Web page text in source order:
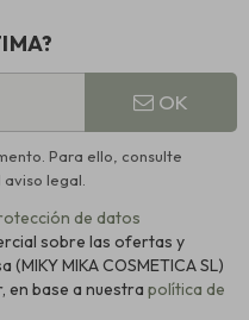
OK
Para ello, consulte
legal.
de datos
sobre las ofertas y
MIKA COSMETICA SL)
en base a nuestra política de